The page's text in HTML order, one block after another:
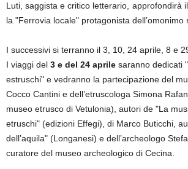
Luti, saggista e critico letterario, approfondirà
la "Ferrovia locale" protagonista dell’omonimo
I successivi si terranno il 3, 10, 24 aprile, 8 e
I viaggi del 3 e del 24 aprile saranno dedicati
estruschi" e vedranno la partecipazione del
Cocco Cantini e dell’etruscologa Simona
museo etrusco di Vetulonia), autori de "La
etruschi" (edizioni Effegi), di Marco Buticchi,
dell’aquila" (Longanesi) e dell’archeologo
curatore del museo archeologico di Cecina.